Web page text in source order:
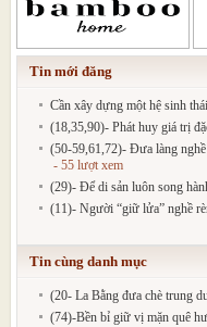
Tin mới đăng
Cần xây dựng một hệ sinh
(18,35,90)- Phát huy giá trị
(50-59,61,72)- Đưa làng
- 55 lượt xem
(29)- Để di sản luôn song
(11)- Người “giữ lửa” nghề
Tin cùng danh mục
(20- La Bằng đưa chè trung
(74)-Bền bỉ giữ vị mặn quê